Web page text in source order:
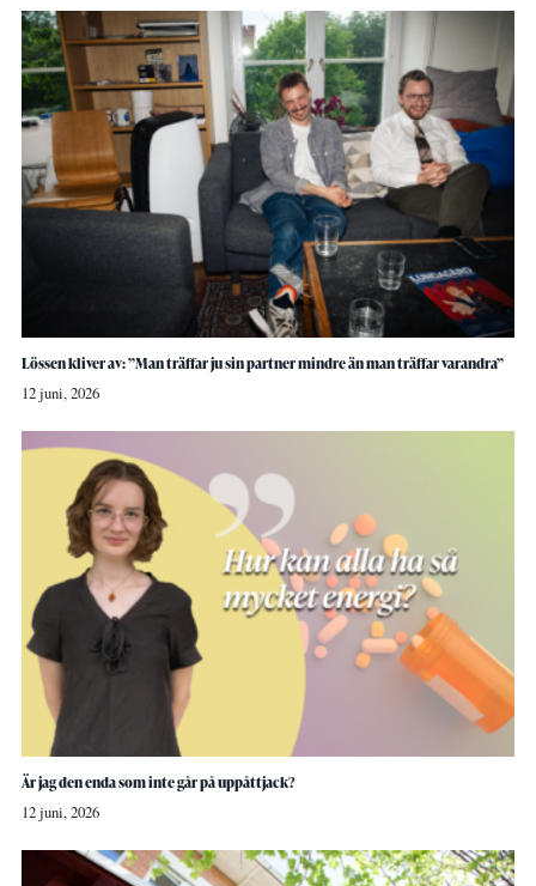
Lössen kliver av: ”Man träffar ju sin partner mindre än man träffar varandra”
12 juni, 2026
Är jag den enda som inte går på uppåttjack?
12 juni, 2026